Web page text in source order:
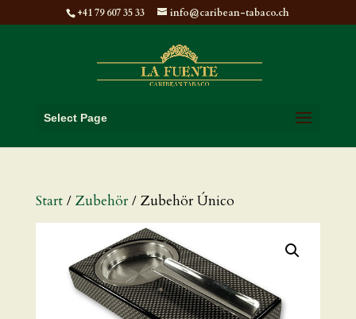
+41 79 607 35 33 info@caribean-tabaco.ch
Select Page
Start/ Zubehör/ Zubehör Único